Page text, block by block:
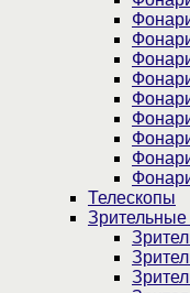
Телескопы
Зрительные